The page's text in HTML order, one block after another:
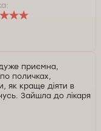
приємна,
поличках,
як краще діяти в
Зайшла до лікаря